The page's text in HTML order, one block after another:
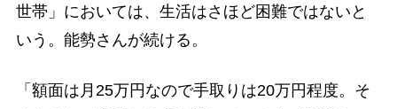
世帯」においては、生活はさほど困難ではないと
いう。能勢さんが続ける。
「額面は月25万円なので手取りは20万円程度。そ